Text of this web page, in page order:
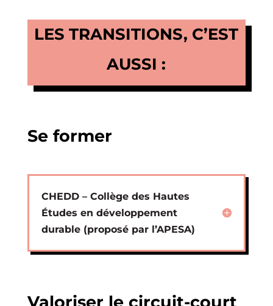
LES TRANSITIONS, C’EST
AUSSI :
Se former
CHEDD – Collège des Hautes
Études en développement
durable (proposé par l’APESA)
Valoriser le circuit-court